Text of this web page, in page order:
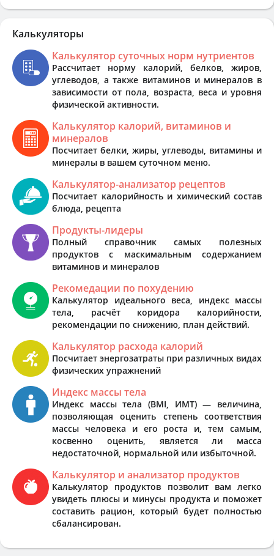
Калькуляторы
Калькулятор суточных норм нутриентов
Рассчитает норму калорий, белков, жиров,
углеводов, а также витаминов и минералов в
зависимости от пола, возраста, веса и уровня
физической активности.
Калькулятор калорий, витаминов и
минералов
Посчитает белки, жиры, углеводы, витамины и
минералы в вашем суточном меню.
Калькулятор-анализатор рецептов
Посчитает калорийность и химический состав
блюда, рецепта
Продукты-лидеры
Полный справочник самых полезных
продуктов с маскимальным содержанием
витаминов и минералов
Рекомедации по похудению
Калькулятор идеального веса, индекс массы
тела, расчёт коридора калорийности,
рекомендации по снижению, план действий.
Калькулятор расхода калорий
Посчитает энергозатраты при различных видах
физических упражнений
Индекс массы тела
Индекс массы тела (BMI, ИМТ) — величина,
позволяющая оценить степень соответствия
массы человека и его роста и, тем самым,
косвенно оценить, является ли масса
недостаточной, нормальной или избыточной.
Калькулятор и анализатор продуктов
Калькулятор продуктов позволит вам легко
увидеть плюсы и минусы продукта и поможет
составить рацион, который будет полностью
сбалансирован.